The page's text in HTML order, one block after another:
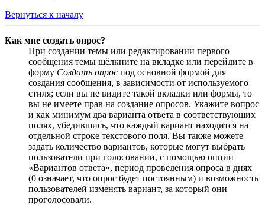
Вернуться к началу
Как мне создать опрос?
При создании темы или редактировании первого
сообщения темы щёлкните на вкладке или перейдите в
форму Создать опрос под основной формой для
создания сообщения, в зависимости от используемого
стиля; если вы не видите такой вкладки или формы, то
вы не имеете прав на создание опросов. Укажите вопрос
и как минимум два варианта ответа в соответствующих
полях, убедившись, что каждый вариант находится на
отдельной строке текстового поля. Вы также можете
задать количество вариантов, которые могут выбрать
пользователи при голосовании, с помощью опции
«Вариантов ответа», период проведения опроса в днях
(0 означает, что опрос будет постоянным) и возможность
пользователей изменять вариант, за который они
проголосовали.